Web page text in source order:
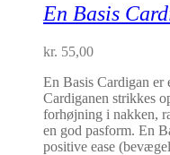
En Basis
kr. 55,00
En Basis Cardigan er
Cardiganen strikkes
forhøjning i nakken,
en god pasform. En
positive ease